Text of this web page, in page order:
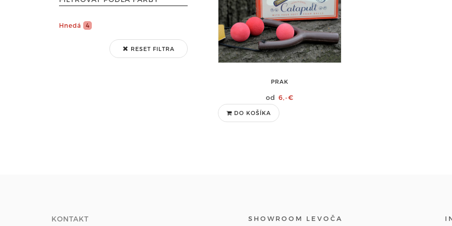
Hnedá 4
RESET FILTRA
PRAK
6,-€
DO KOŠÍKA
KONTAKT SHOWROOM LEVOČA